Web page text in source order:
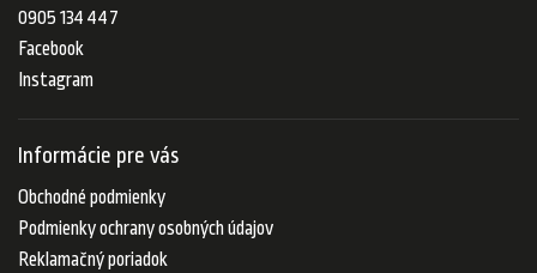
0905 134 447
Facebook
Instagram
Informácie pre vás
Obchodné podmienky
Podmienky ochrany osobných údajov
Reklamačný poriadok